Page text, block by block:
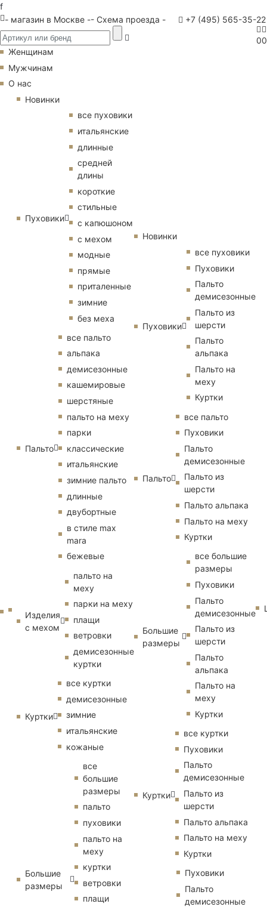
f
- магазин в Москве -- Схема проезда - +7 (495) 565-35-22
00
Женщинам
Мужчинам
О нас
Новинки
Пуховики
все пуховики
итальянские
длинные
средней
длины
короткие
стильные
с капюшоном
с мехом
модные
прямые
приталенные
зимние
без меха
Пальто
все пальто
альпака
демисезонные
кашемировые
шерстяные
пальто на меху
парки
классические
итальянские
зимние пальто
длинные
двубортные
в стиле max
mara
бежевые
Изделия
с мехом
пальто на
меху
парки на меху
плащи
ветровки
демисезонные
куртки
Куртки
все куртки
демисезонные
зимние
итальянские
кожаные
Большие
размеры
все
большие
размеры
пальто
пуховики
пальто на
меху
куртки
ветровки
плащи
Новинки
Пуховики
все пуховики
Пуховики
Пальто
демисезонные
Пальто из
шерсти
Пальто
альпака
Пальто на
меху
Куртки
Пальто
все пальто
Пуховики
Пальто
демисезонные
Пальто из
шерсти
Пальто альпака
Пальто на меху
Куртки
Большие
размеры
все большие
размеры
Пуховики
Пальто
демисезонные
Пальто из
шерсти
Пальто
альпака
Пальто на
меху
Куртки
Куртки
все куртки
Пуховики
Пальто
демисезонные
Пальто из
шерсти
Пальто альпака
Пальто на меху
Куртки
Пуховики
Пальто
демисезонные